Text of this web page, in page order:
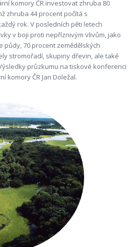
komory ČR investovat zhruba 80
zhruba 44 procent počítá s
rok. V posledních pěti letech
v boji proti nepříznivým vlivům, jako
půdy, 70 procent zemědělských
stromořadí, skupiny dřevin, ale také
průzkumu na tiskové konferenci
komory ČR Jan Doležal.